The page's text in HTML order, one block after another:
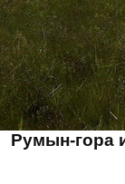
Румын-гора